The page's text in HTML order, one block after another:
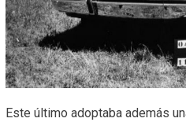
Este último adoptaba además